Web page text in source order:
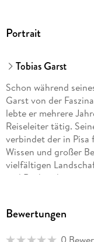
Kennen Sie die?
Portrait
Tobias Garst
Schon während
Garst von der
lebte er mehrere
Reiseleiter tätig.
verbindet der in
Wissen und großer
vielfältigen
und Recherchen
Bewertungen